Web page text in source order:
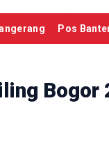
Pos
Bogor